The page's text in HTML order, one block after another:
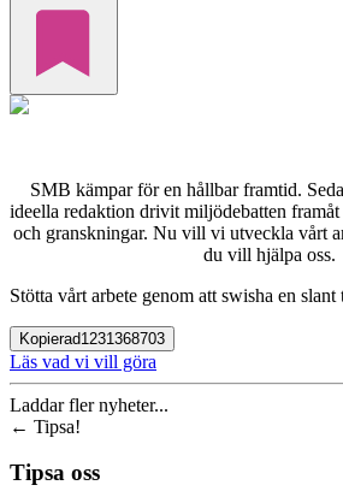
SMB kämpar för en hållbar framtid.
ideella redaktion drivit miljödebatten
och granskningar. Nu vill vi utveckla vårt
du vill hjälpa oss.
Stötta vårt arbete genom att swisha en slant
Kopierad1231368703
Läs vad vi vill göra
Laddar fler nyheter...
← Tipsa!
Tipsa oss